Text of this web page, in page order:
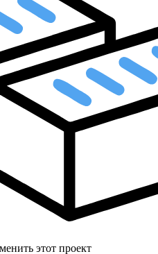
этот проект